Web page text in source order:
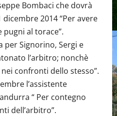
Bombaci che dovrà
2014 “Per avere
al torace”.
per Signorino, Sergi e
l’arbitro; nonchè
confronti dello stesso”.
l’assistente
“ Per contegno
dell’arbitro”.